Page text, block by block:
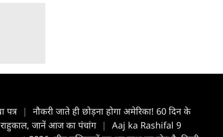
पत्र |
नौकरी जाते ही छोड़ना होगा अमेरिका! 60 दिन के
जानें आज का पंचांग |
Aaj ka Rashifal 9